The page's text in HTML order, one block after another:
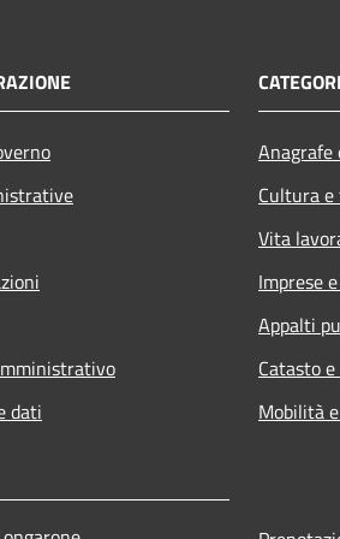
dati
Cultura
Vita
Imprese
Appalti
Catasto
Mobilità